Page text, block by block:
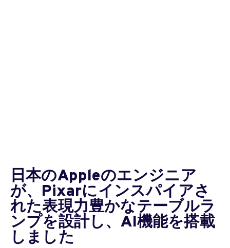
日本のAppleのエンジニア
が、Pixarにインスパイアさ
れた表現力豊かなテーブルラ
ンプを設計し、AI機能を搭載
しました